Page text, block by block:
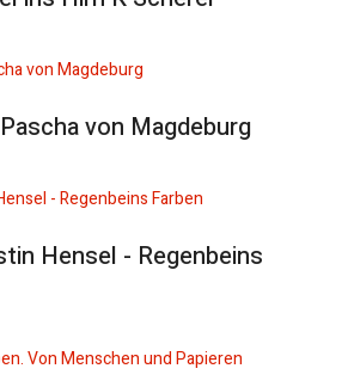
von Magdeburg
Hensel - Regenbeins